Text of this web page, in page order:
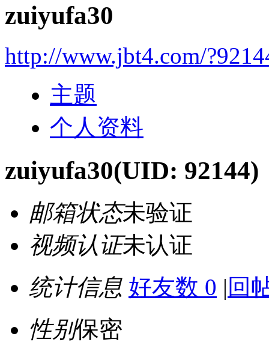
zuiyufa30
http://www.jbt4.com/
主题
个人资料
zuiyufa30(UID: 92144)
邮箱状态未验证
视频认证未认证
统计信息 好友数 0 | 回
性别保密